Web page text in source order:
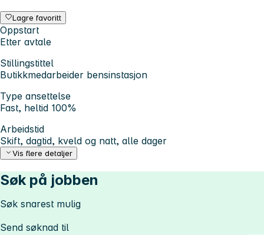
Lagre favoritt
Oppstart
Etter avtale
Stillingstittel
Butikkmedarbeider bensinstasjon
Type ansettelse
Fast, heltid 100%
Arbeidstid
Skift, dagtid, kveld og natt, alle dager
Vis flere detaljer
Søk på jobben
Søk snarest mulig
Send søknad til